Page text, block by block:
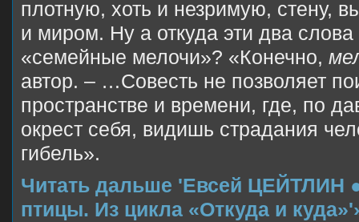
плотную, хоть и незримую, стену,
и миром. Ну а откуда эти два слова
«семейные мелочи»? «Конечно,
автор. – …Совесть не позволяет
пространстве и времени, где, по
окрест себя, видишь страдания
гибель».
Читать дальше 'Евсей ЦЕЙТЛИН
птицы. Из цикла «Откуда и